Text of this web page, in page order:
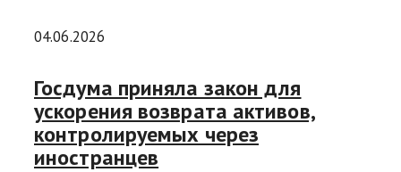
04.06.2026
Госдума приняла закон для
ускорения возврата активов,
контролируемых через
иностранцев